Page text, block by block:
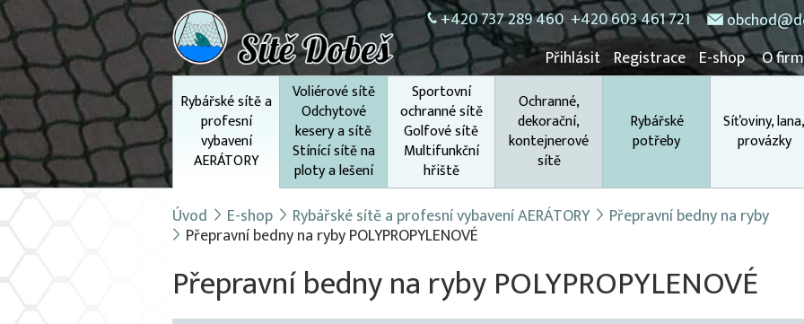
+420 737 289 460 +420 603 461 721
Přihlásit Registrace E-shop O
Rybářské sítě a
profesní
vybavení
AERÁTORY
Voliérové sítě
Odchytové
kesery a sítě
Stínící sítě na
ploty a lešení
Sportovní
ochranné sítě
Golfové sítě
Multifunkční
hřiště
Ochranné,
dekorační,
kontejnerové
sítě
Rybářské
potřeby
Síťoviny, lana,
provázky
Úvod E-shop Rybářské sítě a profesní vybavení AERÁTORY Přepravní bedny na ryby
Přepravní bedny na ryby POLYPROPYLENOVÉ
Přepravní bedny na ryby POLYPROPYLENOVÉ